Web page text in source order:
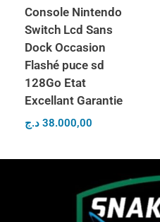
Console Nintendo
Switch Lcd Sans
Dock Occasion
Flashé puce sd
128Go Etat
Excellant Garantie
38.000,00 د.ج